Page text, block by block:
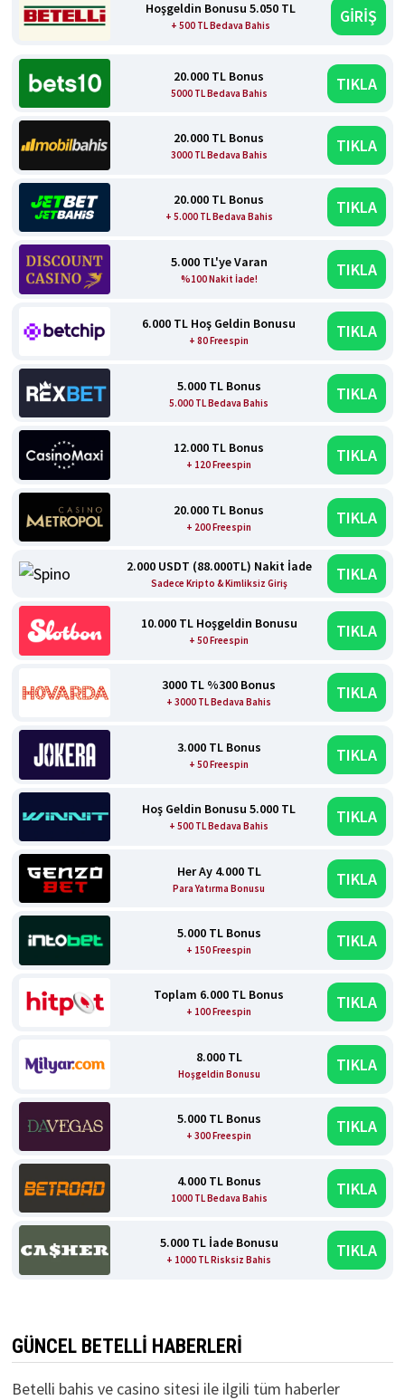
Hoşgeldin Bonusu 5.050 TL
+ 500 TL Bedava Bahis GİRİŞ
20.000 TL Bonus
5000 TL Bedava Bahis TIKLA
20.000 TL Bonus
3000 TL Bedava Bahis TIKLA
20.000 TL Bonus
+ 5.000 TL Bedava Bahis TIKLA
5.000 TL'ye Varan
%100 Nakit İade! TIKLA
6.000 TL Hoş Geldin Bonusu
+ 80 Freespin TIKLA
5.000 TL Bonus
5.000 TL Bedava Bahis TIKLA
12.000 TL Bonus
+ 120 Freespin TIKLA
20.000 TL Bonus
+ 200 Freespin TIKLA
2.000 USDT (88.000TL) Nakit İade
Sadece Kripto & Kimliksiz Giriş TIKLA
10.000 TL Hoşgeldin Bonusu
+ 50 Freespin TIKLA
3000 TL %300 Bonus
+ 3000 TL Bedava Bahis TIKLA
3.000 TL Bonus
+ 50 Freespin TIKLA
Hoş Geldin Bonusu 5.000 TL
+ 500 TL Bedava Bahis TIKLA
Her Ay 4.000 TL
Para Yatırma Bonusu TIKLA
5.000 TL Bonus
+ 150 Freespin TIKLA
Toplam 6.000 TL Bonus
+ 100 Freespin TIKLA
8.000 TL
Hoşgeldin Bonusu TIKLA
5.000 TL Bonus
+ 300 Freespin TIKLA
4.000 TL Bonus
1000 TL Bedava Bahis TIKLA
5.000 TL İade Bonusu
+ 1000 TL Risksiz Bahis TIKLA
GÜNCEL BETELLI HABERLERI
Betelli bahis ve casino sitesi ile ilgili tüm haberler